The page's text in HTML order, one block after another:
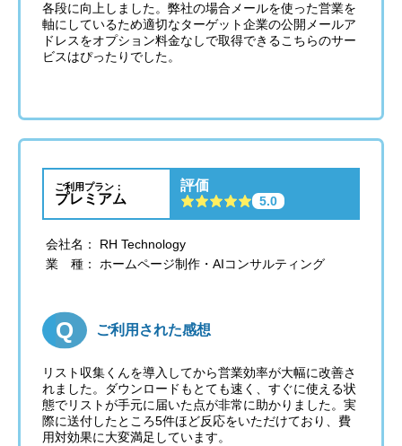
各段に向上しました。弊社の場合メールを使った営業を
軸にしているため適切なターゲット企業の公開メールア
ドレスをオプション料金なしで取得できるこちらのサー
ビスはぴったりでした。
ご利用プラン：
プレミアム
評価
5.0
会社名： RH Technology
業 種： ホームページ制作・AIコンサルティング
ご利用された感想
リスト収集くんを導入してから営業効率が大幅に改善さ
れました。ダウンロードもとても速く、すぐに使える状
態でリストが手元に届いた点が非常に助かりました。実
際に送付したところ5件ほど反応をいただけており、費
用対効果に大変満足しています。